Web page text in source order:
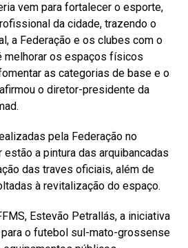
vem para fortalecer o esporte,
da cidade, trazendo o
a Federação e os clubes com o
melhorar os espaços físicos
as categorias de base e o
o diretor-presidente da
pela Federação no
estão a pintura das arquibancadas
das traves oficiais, além de
à revitalização do espaço.
Estevão Petrallás, a iniciativa
o futebol sul-mato-grossense